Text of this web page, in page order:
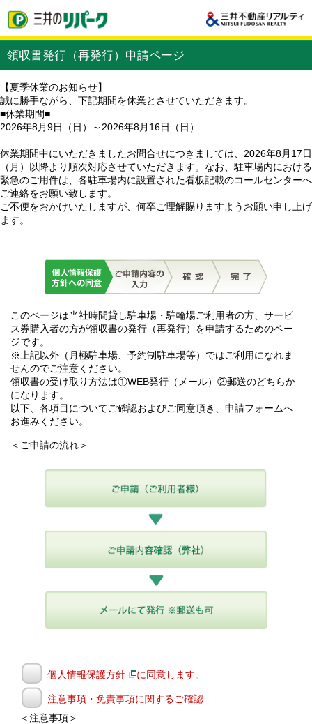
領収書発行（再発行）申請ページ
【夏季休業のお知らせ】
誠に勝手ながら、下記期間を休業とさせていただきます。
■休業期間■
2026年8月9日（日）～2026年8月16日（日）
休業期間中にいただきましたお問合せにつきましては、2026年8月17日
（月）以降より順次対応させていただきます。なお、駐車場内における
緊急のご用件は、各駐車場内に設置された看板記載のコールセンターへ
ご連絡をお願い致します。
ご不便をおかけいたしますが、何卒ご理解賜りますようお願い申し上げ
ます。
このページは当社時間貸し駐車場・駐輪場ご利用者の方、サービ
ス券購入者の方が領収書の発行（再発行）を申請するためのペー
ジです。
※上記以外（月極駐車場、予約制駐車場等）ではご利用になれま
せんのでご注意ください。
領収書の受け取り方法は①WEB発行（メール）②郵送のどちらか
になります。
以下、各項目についてご確認およびご同意頂き、申請フォームへ
お進みください。
＜ご申請の流れ＞
個人情報保護方針 に同意します。
注意事項・免責事項に関するご確認
＜注意事項＞